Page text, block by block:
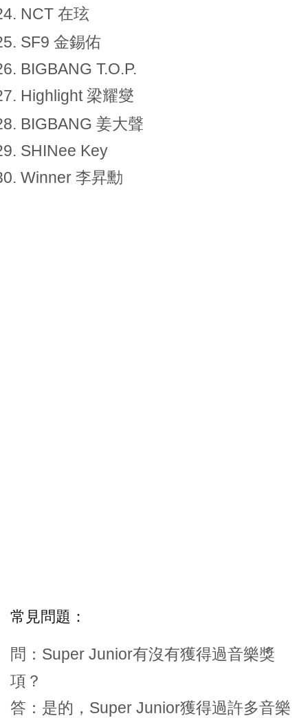
NCT 在玹
SF9 金錫佑
BIGBANG T.O.P.
Highlight 梁耀燮
BIGBANG 姜大聲
SHINee Key
Winner 李昇勳
常見問題：
問：Super Junior有沒有獲得過音樂獎
項？
答：是的，Super Junior獲得過許多音樂